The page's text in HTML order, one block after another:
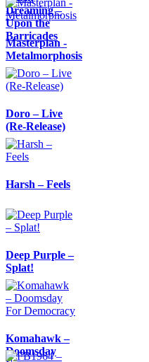
Dreaming –
Upon the
Barricades
Masterplan -
Metalmorphosis
Doro – Live
(Re-Release)
Harsh – Feels
Deep Purple –
Splat!
Komahawk –
Doomsday